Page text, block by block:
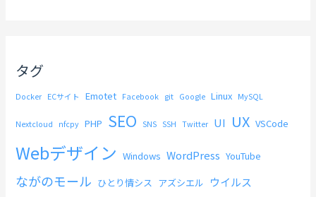
タグ
Docker ECサイト Emotet Facebook git Google Linux MySQL
Nextcloud nfcpy PHP SEO SNS SSH Twitter UI UX VSCode
Webデザイン Windows WordPress YouTube
ながのモール ひとり情シス アズシエル ウイルス